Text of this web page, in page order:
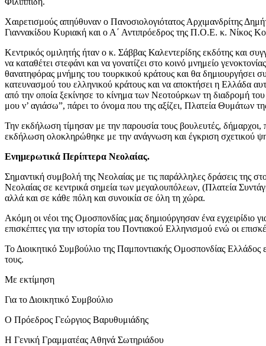
Χαιρετισμούς απηύθυναν ο Πανοσιολογιότατος Αρχιμανδρίτης
Γιαννακίδου Κυριακή και ο Α΄ Αντιπρόεδρος της Π.Ο.Ε. κ. Νίκος
Κεντρικός ομιλητής ήταν ο κ. Σάββας Καλεντερίδης εκδότης και
να καταθέτει στεφάνι και να γονατίζει στο κοινό μνημείο
θανατηφόρας μνήμης του τουρκικού κράτους και θα δημιουργήσει
κατευνασμού του ελληνικού κράτους και να αποκτήσει η Ελλάδα
από την οποία ξεκίνησε το κίνημα των Νεοτούρκων τη διαδρομή
μου ν’ αγιάσω”, πάρει το όνομα που της αξίζει, Πλατεία Θυμάτων
Την εκδήλωση τίμησαν με την παρουσία τους βουλευτές,
εκδήλωση ολοκληρώθηκε με την ανάγνωση και έγκριση σχετικού
Ενημερωτικά Περίπτερα Νεολαίας.
Σημαντική συμβολή της Νεολαίας με τις παράλληλες δράσεις της
Νεολαίας σε κεντρικά σημεία των μεγαλουπόλεων, (Πλατεία
αλλά και σε κάθε πόλη και συνοικία σε όλη τη χώρα.
Ακόμη οι νέοι της Ομοσπονδίας μας δημιούργησαν ένα εγχειρίδιο
επισκέπτες για την ιστορία του Ποντιακού Ελληνισμού ενώ οι
Το Διοικητικό Συμβούλιο της Παμποντιακής Ομοσπονδίας
τους.
Με εκτίμηση
Για το Διοικητικό Συμβούλιο
Ο Πρόεδρος Γεώργιος Βαρυθυμιάδης
Η Γενική Γραμματέας Αθηνά Σωτηριάδου